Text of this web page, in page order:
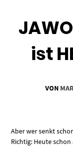
ist
VON
Aber wer senkt
Richtig: Heute